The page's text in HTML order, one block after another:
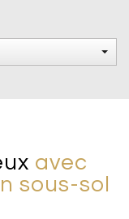
avec
sous-sol